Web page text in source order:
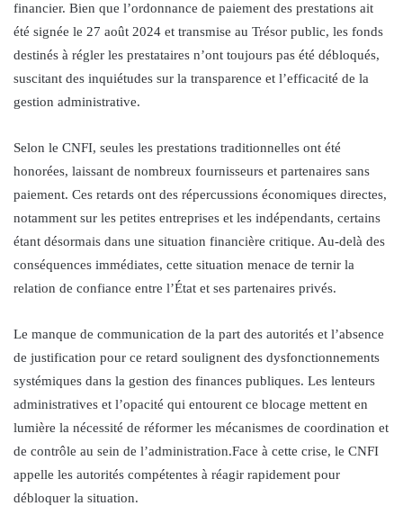
financier. Bien que l’ordonnance de paiement des prestations ait
été signée le 27 août 2024 et transmise au Trésor public, les fonds
destinés à régler les prestataires n’ont toujours pas été débloqués,
suscitant des inquiétudes sur la transparence et l’efficacité de la
gestion administrative.
Selon le CNFI, seules les prestations traditionnelles ont été
honorées, laissant de nombreux fournisseurs et partenaires sans
paiement. Ces retards ont des répercussions économiques directes,
notamment sur les petites entreprises et les indépendants, certains
étant désormais dans une situation financière critique. Au-delà des
conséquences immédiates, cette situation menace de ternir la
relation de confiance entre l’État et ses partenaires privés.
Le manque de communication de la part des autorités et l’absence
de justification pour ce retard soulignent des dysfonctionnements
systémiques dans la gestion des finances publiques. Les lenteurs
administratives et l’opacité qui entourent ce blocage mettent en
lumière la nécessité de réformer les mécanismes de coordination et
de contrôle au sein de l’administration.Face à cette crise, le CNFI
appelle les autorités compétentes à réagir rapidement pour
débloquer la situation.